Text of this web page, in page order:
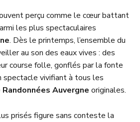
perçu comme le cœur battant
les plus spectaculaires
. Dès le printemps, l’ensemble du
au son des eaux vives : des
course folle, gonflés par la fonte
spectacle vivifiant à tous les
Randonnées Auvergne originales.
prisés figure sans conteste la